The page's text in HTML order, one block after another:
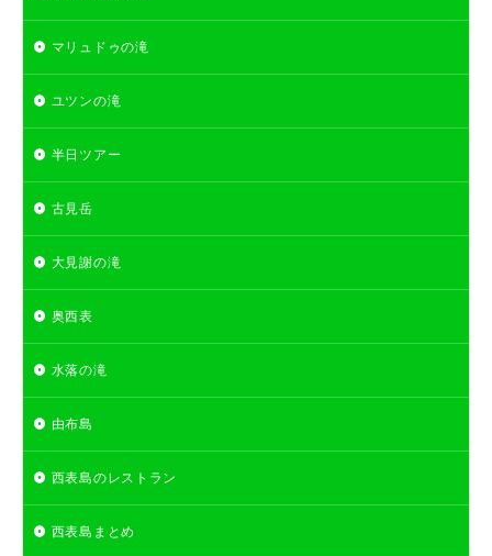
マリュドゥの滝
ユツンの滝
半日ツアー
古見岳
大見謝の滝
奥西表
水落の滝
由布島
西表島のレストラン
西表島まとめ